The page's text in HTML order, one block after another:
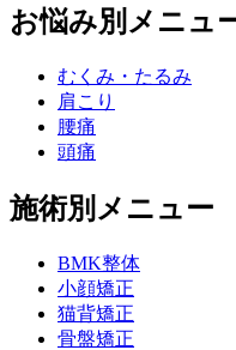
お悩み別メニュ
むくみ・たるみ
肩こり
腰痛
頭痛
施術別メニュー
BMK整体
小顔矯正
猫背矯正
骨盤矯正